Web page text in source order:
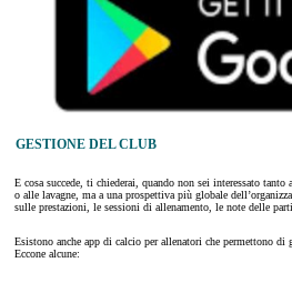
GESTIONE DEL CLUB
E cosa succede, ti chiederai, quando non sei interessato tanto
o alle lavagne, ma a una prospettiva più globale
sulle prestazioni, le sessioni di allenamento, le note delle
Esistono anche app di calcio per allenatori che permettono di
Eccone alcune: